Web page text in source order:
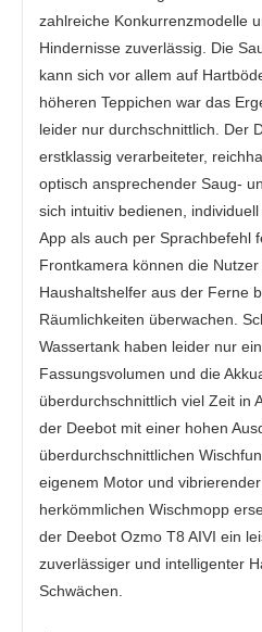
zahlreiche Konkurrenzmodelle
Hindernisse zuverlässig. Die
kann sich vor allem auf
höheren Teppichen war das
leider nur durchschnittlich. Der
erstklassig verarbeiteter,
optisch ansprechender Saug-
sich intuitiv bedienen,
App als auch per Sprachbefehl
Frontkamera können die
Haushaltshelfer aus der Ferne
Räumlichkeiten überwachen.
Wassertank haben leider nur
Fassungsvolumen und die
überdurchschnittlich viel Zeit in
der Deebot mit einer hohen
überdurchschnittlichen
eigenem Motor und
herkömmlichen Wischmopp
der Deebot Ozmo T8 AIVI ein
zuverlässiger und intelligenter
Schwächen.